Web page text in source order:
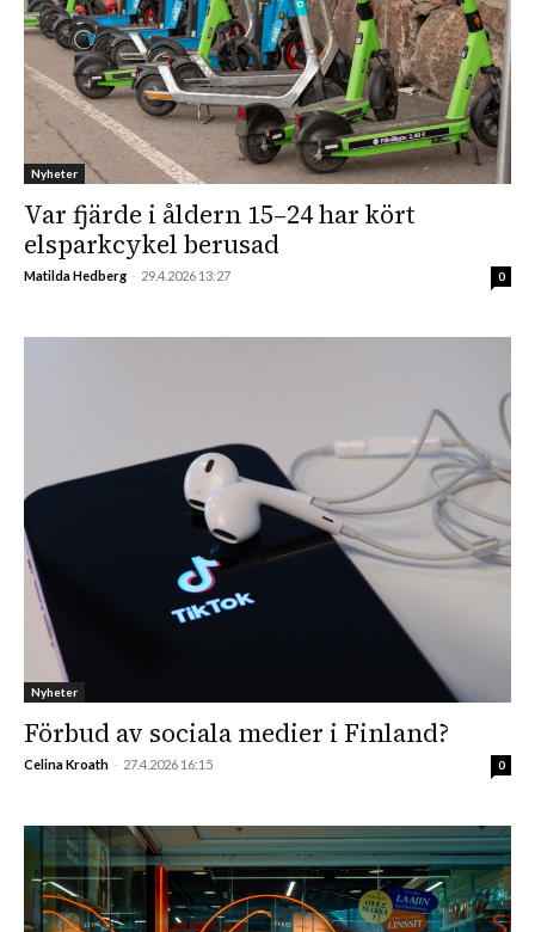
Nyheter
Var fjärde i åldern 15–24 har kört
elsparkcykel berusad
Matilda Hedberg - 29.4.2026 13:27 0
Nyheter
Förbud av sociala medier i Finland?
Celina Kroath - 27.4.2026 16:15 0